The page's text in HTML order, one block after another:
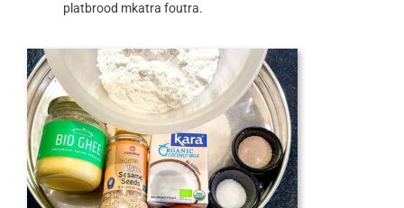
platbrood mkatra foutra.